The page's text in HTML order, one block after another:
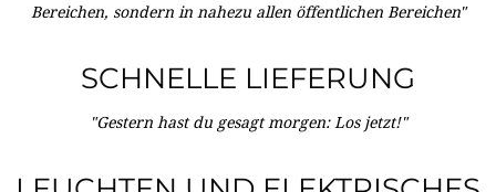
Bereichen, sondern in nahezu allen öffentlichen Bereichen"
SCHNELLE LIEFERUNG
"Gestern hast du gesagt morgen: Los jetzt!"